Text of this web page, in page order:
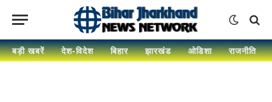
बड़ी खबरें देश-विदेश बिहार झारखंड ओडिशा राजनीति